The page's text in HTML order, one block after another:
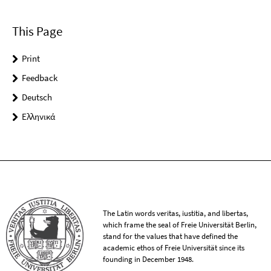
This Page
Print
Feedback
Deutsch
Ελληνικά
The Latin words veritas, iustitia, and libertas,
which frame the seal of Freie Universität Berlin,
stand for the values that have defined the
academic ethos of Freie Universität since its
founding in December 1948.